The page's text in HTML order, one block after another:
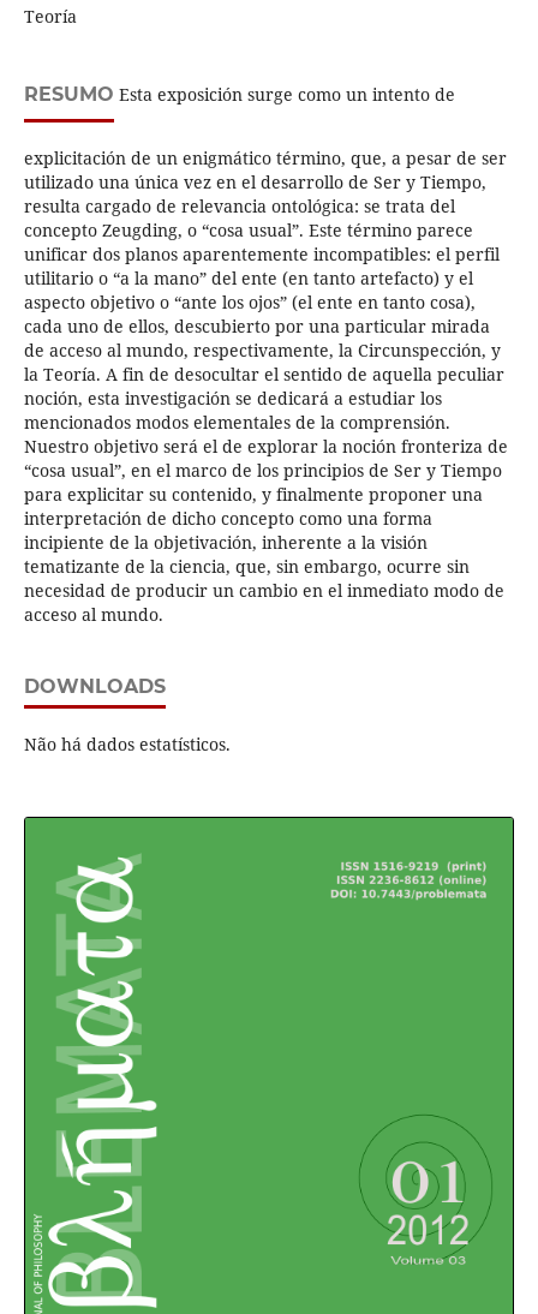
Teoría
RESUMO Esta exposición surge como un intento de
explicitación de un enigmático término, que, a pesar de ser
utilizado una única vez en el desarrollo de Ser y Tiempo,
resulta cargado de relevancia ontológica: se trata del
concepto Zeugding, o “cosa usual”. Este término parece
unificar dos planos aparentemente incompatibles: el perfil
utilitario o “a la mano” del ente (en tanto artefacto) y el
aspecto objetivo o “ante los ojos” (el ente en tanto cosa),
cada uno de ellos, descubierto por una particular mirada
de acceso al mundo, respectivamente, la Circunspección, y
la Teoría. A fin de desocultar el sentido de aquella peculiar
noción, esta investigación se dedicará a estudiar los
mencionados modos elementales de la comprensión.
Nuestro objetivo será el de explorar la noción fronteriza de
“cosa usual”, en el marco de los principios de Ser y Tiempo
para explicitar su contenido, y finalmente proponer una
interpretación de dicho concepto como una forma
incipiente de la objetivación, inherente a la visión
tematizante de la ciencia, que, sin embargo, ocurre sin
necesidad de producir un cambio en el inmediato modo de
acceso al mundo.
DOWNLOADS
Não há dados estatísticos.